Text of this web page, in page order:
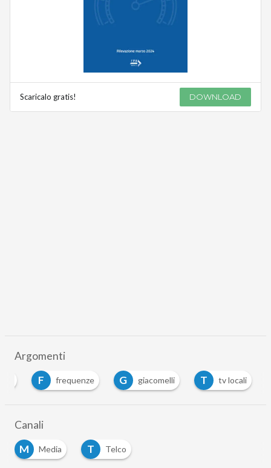
Scaricalo gratis! DOWNLOAD
Argomenti
F frequenze G giacomelli T tv locali
Canali
M
Media T Telco